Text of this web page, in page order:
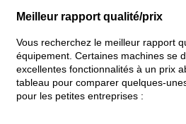
Meilleur rapport qualité/prix
Vous recherchez le meilleur rapport
équipement. Certaines machines se
excellentes fonctionnalités à un prix
tableau pour comparer quelques-
pour les petites entreprises :